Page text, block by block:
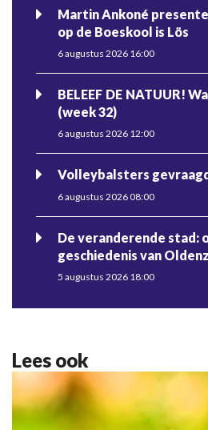
Martin Ankoné
op de Boeskool is Lös
6 augustus 2026 16:00
BELEEF DE NATUUR!
(week 32)
6 augustus 2026 12:00
Volleybalsters gevraagd
6 augustus 2026 08:00
De veranderende stad: ontdek
geschiedenis van
5 augustus 2026 18:00
Lees ook